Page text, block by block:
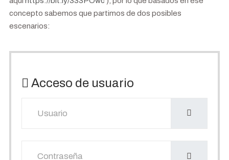
concepto sabemos que partimos de dos posibles
escenarios:
Acceso de usuario